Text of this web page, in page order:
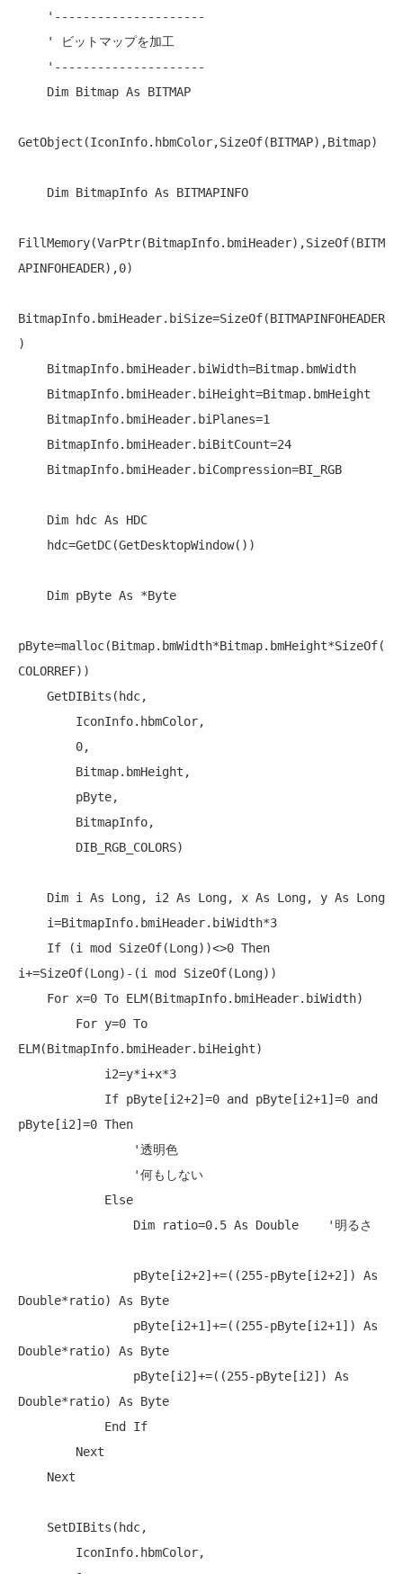
'---------------------
' ビットマップを加工
'---------------------
Dim Bitmap As BITMAP
GetObject(IconInfo.hbmColor,SizeOf(BITMAP),Bitmap)
Dim BitmapInfo As BITMAPINFO
FillMemory(VarPtr(BitmapInfo.bmiHeader),SizeOf(BITM
APINFOHEADER),0)
BitmapInfo.bmiHeader.biSize=SizeOf(BITMAPINFOHEADER
)
Dim hdc As HDC
Dim pByte As *Byte
pByte=malloc(Bitmap.bmWidth*Bitmap.bmHeight*SizeOf(
COLORREF))
Dim i As Long, i2 As Long, x As Long, y As
Long
If (i mod SizeOf(Long))<>0 Then
i+=SizeOf(Long)-(i mod SizeOf(Long))
For x=0 To ELM(BitmapInfo.bmiHeader.biWidth)
For y=0 To
ELM(BitmapInfo.bmiHeader.biHeight)
If pByte[i2+2]=0 and pByte[i2+1]=0 and
pByte[i2]=0 Then
'透明色
'何もしない
Else
Dim ratio=0.5 As Double '明るさ
                pByte[i2+2]+=((255-pByte[i2+2])
As
Double*ratio) As
Byte
                pByte[i2+1]+=((255-pByte[i2+1])
As
Double*ratio) As
Byte
                pByte[i2]+=((255-pByte[i2])
As
Double*ratio) As
Byte
End
If
Next
Next